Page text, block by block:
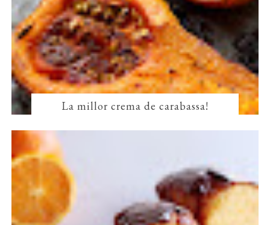
La millor crema de carabassa!